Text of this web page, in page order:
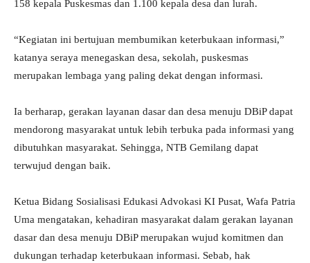
158 kepala Puskesmas dan 1.100 kepala desa dan lurah.
“Kegiatan ini bertujuan membumikan keterbukaan informasi,”
katanya seraya menegaskan desa, sekolah, puskesmas
merupakan lembaga yang paling dekat dengan informasi.
Ia berharap, gerakan layanan dasar dan desa menuju DBiP dapat
mendorong masyarakat untuk lebih terbuka pada informasi yang
dibutuhkan masyarakat. Sehingga, NTB Gemilang dapat
terwujud dengan baik.
Ketua Bidang Sosialisasi Edukasi Advokasi KI Pusat, Wafa Patria
Uma mengatakan, kehadiran masyarakat dalam gerakan layanan
dasar dan desa menuju DBiP merupakan wujud komitmen dan
dukungan terhadap keterbukaan informasi. Sebab, hak